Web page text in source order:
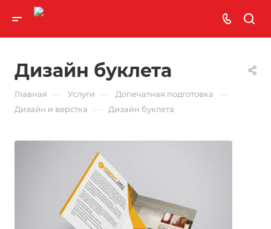
Дизайн буклета
Главная — Услуги — Допечатная подготовка —
Дизайн и верстка — Дизайн буклета